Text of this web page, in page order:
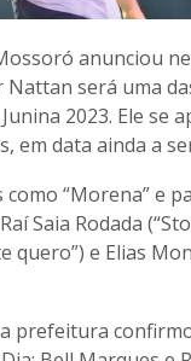
anunciou
Nattan será uma
2023. Ele se
em data ainda a
como “Morena” e
Saia Rodada
quero”) e Elias
prefeitura